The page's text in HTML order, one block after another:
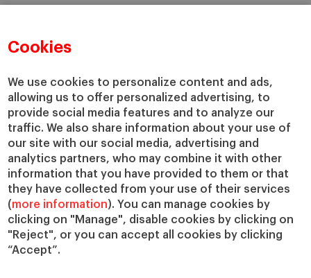
Cookies
We use cookies to personalize content and ads,
allowing us to offer personalized advertising, to
provide social media features and to analyze our
traffic. We also share information about your use of
our site with our social media, advertising and
analytics partners, who may combine it with other
information that you have provided to them or that
they have collected from your use of their services
(more information). You can manage cookies by
clicking on "Manage", disable cookies by clicking on
"Reject", or you can accept all cookies by clicking
“Accept”.